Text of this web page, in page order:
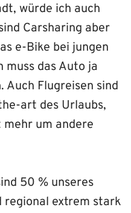
würde ich auch
Carsharing aber
e-Bike bei jungen
muss das Auto ja
Auch Flugreisen sind
art des Urlaubs,
um andere
50 % unseres
regional extrem stark